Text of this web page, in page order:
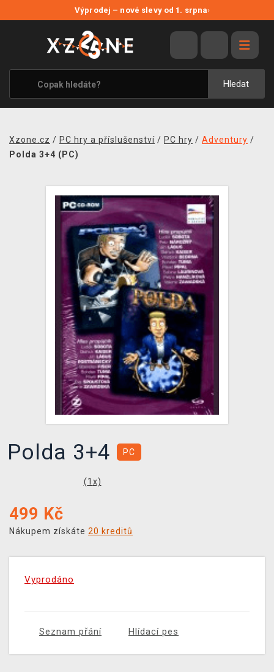
Výprodej – nové slevy od 1. srpna›
Hledat
VÝPRODEJ
VIDEOHRY
XZONE ORIGINALS
TÉMATIKY
MERCHANDISE
XZONE KLUB
TCG & BOARDGAME HUB
VÝKUP HER (BAZAR)
Xzone.cz / PC hry a příslušenství / PC hry / Adventury /
Polda 3+4 (PC)
Polda 3+4 PC
(1 x)
499 Kč
Nákupem získáte 20 kreditů
Vyprodáno
Seznam přání Hlídací pes